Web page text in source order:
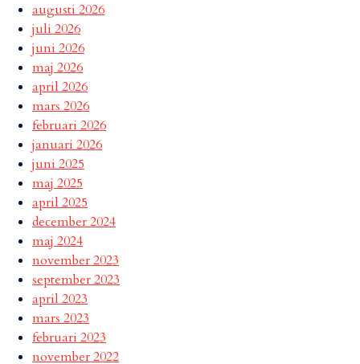
augusti 2026
juli 2026
juni 2026
maj 2026
april 2026
mars 2026
februari 2026
januari 2026
juni 2025
maj 2025
april 2025
december 2024
maj 2024
november 2023
september 2023
april 2023
mars 2023
februari 2023
november 2022